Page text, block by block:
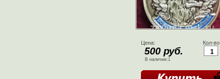
Цена:
500 руб.
В наличии:1
Кол-